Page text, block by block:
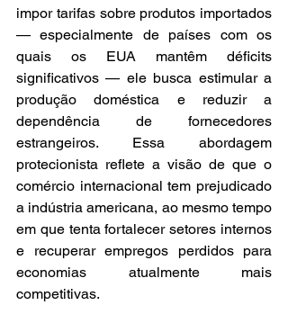
impor tarifas sobre produtos importados
— especialmente de países com os
quais os EUA mantêm déficits
significativos — ele busca estimular a
produção doméstica e reduzir a
dependência de fornecedores
estrangeiros. Essa abordagem
protecionista reflete a visão de que o
comércio internacional tem prejudicado
a indústria americana, ao mesmo tempo
em que tenta fortalecer setores internos
e recuperar empregos perdidos para
economias atualmente mais
competitivas.